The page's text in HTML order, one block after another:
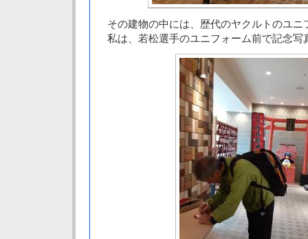
その建物の中には、歴代のヤクルトのユニ
私は、若松選手のユニフォーム前で記念写